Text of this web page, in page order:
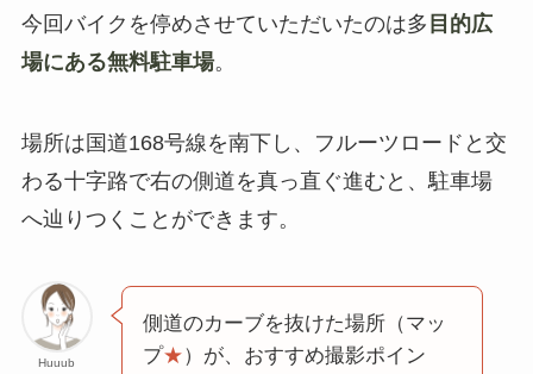
今回バイクを停めさせていただいたのは多 目的広
場にある無料駐車場。
場所は国道168号線を南下し、フルーツロードと交
わる十字路で右の側道を真っ直ぐ進むと、駐車場
へ辿りつくことができます。
Huuub
側道のカーブを抜けた場所（マッ
プ★）が、おすすめ撮影ポイン